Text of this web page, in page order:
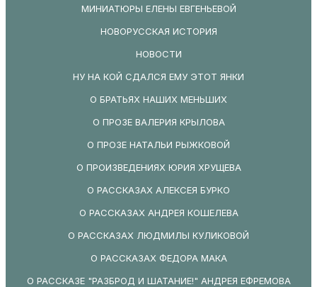
МИНИАТЮРЫ ЕЛЕНЫ ЕВГЕНЬЕВОЙ
НОВОРУССКАЯ ИСТОРИЯ
НОВОСТИ
НУ НА КОЙ СДАЛСЯ ЕМУ ЭТОТ ЯНКИ
О БРАТЬЯХ НАШИХ МЕНЬШИХ
О ПРОЗЕ ВАЛЕРИЯ КРЫЛОВА
О ПРОЗЕ НАТАЛЬИ РЫЖКОВОЙ
О ПРОИЗВЕДЕНИЯХ ЮРИЯ ХРУЩЕВА
О РАССКАЗАХ АЛЕКСЕЯ БУРКО
О РАССКАЗАХ АНДРЕЯ КОШЕЛЕВА
О РАССКАЗАХ ЛЮДМИЛЫ КУЛИКОВОЙ
О РАССКАЗАХ ФЕДОРА МАКА
О РАССКАЗЕ "РАЗБРОД И ШАТАНИЕ!" АНДРЕЯ ЕФРЕМОВА